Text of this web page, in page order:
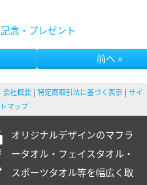
記念・プレゼント
前へ »
会社概要 特定商取引法に基づく表示
サイ
トマップ
オリジナルデザインのマフラ
ータオル・フェイスタオル・
スポーツタオル等を幅広く取